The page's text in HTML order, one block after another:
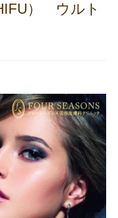
） ウルト